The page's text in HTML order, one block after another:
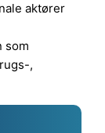
aktører
som
,